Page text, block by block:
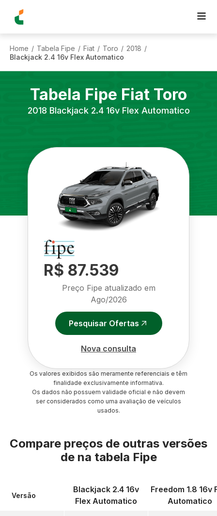
Home / Tabela Fipe / Fiat / Toro / 2018 /
Blackjack 2.4 16v Flex Automatico
Tabela Fipe Fiat Toro
2018 Blackjack 2.4 16v Flex Automatico
R$ 87.539
Preço Fipe atualizado em
Ago/2026
Pesquisar Ofertas
Nova consulta
Os valores exibidos são meramente referenciais e têm
finalidade exclusivamente informativa.
Os dados não possuem validade oficial e não devem
ser considerados como uma avaliação de veículos
usados.
Compare preços de outras versões
de na tabela Fipe
Versão
Blackjack 2.4 16v
Flex Automatico
Freedom 1.8 16v
Automatico